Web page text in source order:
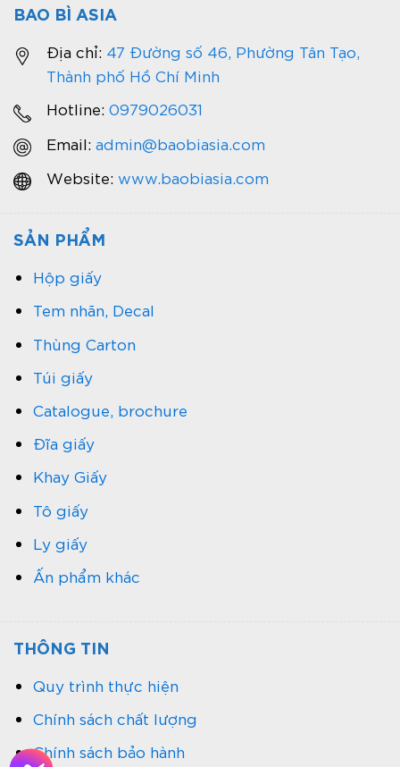
BAO BÌ ASIA
Địa chỉ: 47 Đường số 46, Phường Tân Tạo,
Thành phố Hồ Chí Minh
Hotline: 0979026031
Email: admin@baobiasia.com
Website: www.baobiasia.com
SẢN PHẨM
Hộp giấy
Tem nhãn, Decal
Thùng Carton
Túi giấy
Catalogue, brochure
Đĩa giấy
Khay Giấy
Tô giấy
Ly giấy
Ấn phẩm khác
THÔNG TIN
Quy trình thực hiện
Chính sách chất lượng
Chính sách bảo hành